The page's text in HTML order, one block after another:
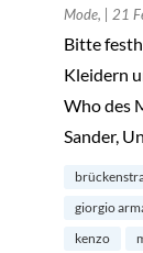
Mode, | 21
Bitte
Kleidern
Who des
Sander,
giorgio
kenzo